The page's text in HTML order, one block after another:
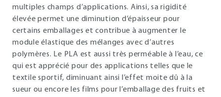
multiples champs d’applications. Ainsi, sa rigidité
élevée permet une diminution d’épaisseur pour
certains emballages et contribue à augmenter le
module élastique des mélanges avec d’autres
polymères. Le PLA est aussi très perméable à l’eau, ce
qui est apprécié pour des applications telles que le
textile sportif, diminuant ainsi l’effet moite dû à la
sueur ou encore les films pour l’emballage des fruits et